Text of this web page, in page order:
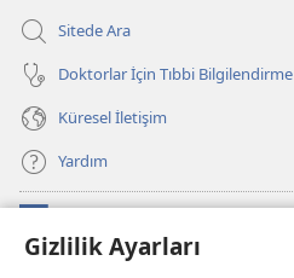
Gizlilik Ayarları
Sitede Ara
Doktorlar İçin Tıbbi Bilgilendirme
Küresel İletişim
Yardım
(yeni
pencere